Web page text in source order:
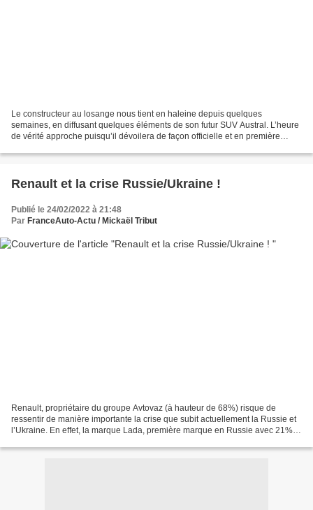
Le constructeur au losange nous tient en haleine depuis quelques
semaines, en diffusant quelques éléments de son futur SUV Austral. L’heure
de vérité approche puisqu’il dévoilera de façon officielle et en première
Renault et la crise Russie/Ukraine !
Publié le 24/02/2022 à 21:48
Par FranceAuto-Actu / Mickaël Tribut
Renault, propriétaire du groupe Avtovaz (à hauteur de 68%) risque de
ressentir de manière importante la crise que subit actuellement la Russie et
l’Ukraine. En effet, la marque Lada, première marque en Russie avec 21%